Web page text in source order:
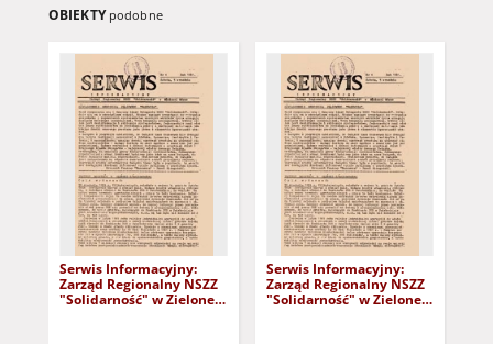
OBIEKTY podobne
Serwis Informacyjny:
Zarząd Regionalny NSZZ
"Solidarność" w Zielonej
Serwis Informacyjny:
Zarząd Regionalny NSZZ
"Solidarność" w Zielonej